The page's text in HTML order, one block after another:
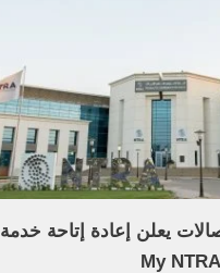
يعلن إعادة إتاحة خدمة